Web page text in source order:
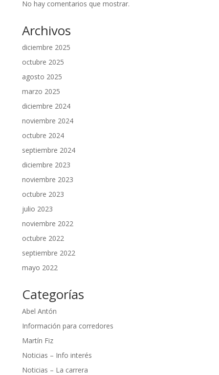
No hay comentarios que mostrar.
Archivos
diciembre 2025
octubre 2025
agosto 2025
marzo 2025
diciembre 2024
noviembre 2024
octubre 2024
septiembre 2024
diciembre 2023
noviembre 2023
octubre 2023
julio 2023
noviembre 2022
octubre 2022
septiembre 2022
mayo 2022
Categorías
Abel Antón
Información para corredores
Martín Fiz
Noticias – Info interés
Noticias – La carrera